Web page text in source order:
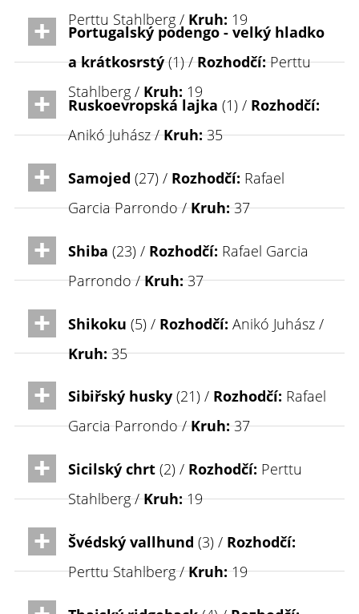
Perttu Stahlberg / Kruh: 19
Portugalský podengo - velký hladko
a krátkosrstý(1) /Rozhodčí:Perttu
Stahlberg / Kruh: 19
Ruskoevropská lajka (1) / Rozhodčí:
Anikó Juhász /Kruh:35
Samojed (27) / Rozhodčí: Rafael
Garcia Parrondo /Kruh:37
Shiba (23) / Rozhodčí: Rafael Garcia
Parrondo /Kruh:37
Shikoku (5) / Rozhodčí: Anikó Juhász /
Kruh:35
Sibiřský husky (21) / Rozhodčí: Rafael
Garcia Parrondo /Kruh:37
Sicilský chrt (2) / Rozhodčí: Perttu
Stahlberg /Kruh:19
Švédský vallhund (3) / Rozhodčí:
Perttu Stahlberg /Kruh:19